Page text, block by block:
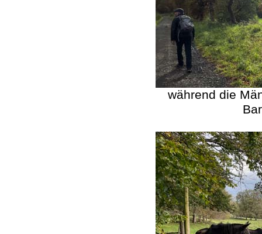
während die